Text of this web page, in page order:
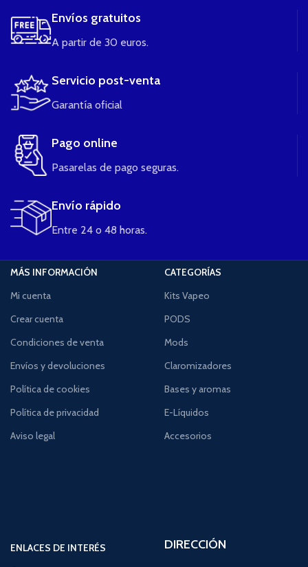
Envíos gratuitos
A partir de 30 euros.
Servicio post-venta
Garantía oficial
Pago online
Pasarelas de pago seguras.
Envío rápido
Entre 24 o 48 horas.
MÁS INFORMACIÓN
Mi cuenta
Crear cuenta
Condiciones de venta
Envíos y devoluciones
Política de cookies
Política de privacidad
Aviso legal
CATEGORÍAS
Kits Vapeo
PODS
Mods
Claromizadores
Bases y aromas
E-Líquidos
Accesorios
ENLACES DE INTERÉS
DIRECCIÓN